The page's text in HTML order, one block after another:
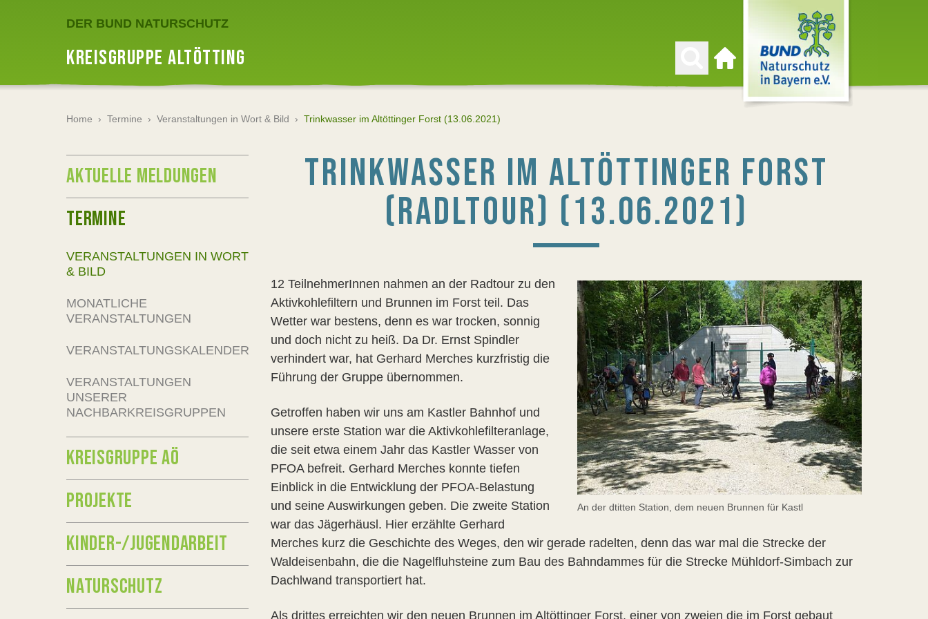
DER BUND NATURSCHUTZ
KREISGRUPPE ALTÖTTING
Zur Startseite
Home › Termine › Veranstaltungen in Wort & Bild › Trinkwasser im Altöttinger Forst (13.06.2021)
TRINKWASSER IM ALTÖTTINGER FORST
(RADLTOUR) (13.06.2021)
An der dtitten Station, dem neuen Brunnen für Kastl
12 TeilnehmerInnen nahmen an der Radtour zu den
Aktivkohlefiltern und Brunnen im Forst teil. Das
Wetter war bestens, denn es war trocken, sonnig
und doch nicht zu heiß. Da Dr. Ernst Spindler
verhindert war, hat Gerhard Merches kurzfristig die
Führung der Gruppe übernommen.
Getroffen haben wir uns am Kastler Bahnhof und
unsere erste Station war die Aktivkohlefilteranlage,
die seit etwa einem Jahr das Kastler Wasser von
PFOA befreit. Gerhard Merches konnte tiefen
Einblick in die Entwicklung der PFOA-Belastung
und seine Auswirkungen geben. Die zweite Station
war das Jägerhäusl. Hier erzählte Gerhard
Merches kurz die Geschichte des Weges, den wir gerade radelten, denn das war mal die Strecke der
Waldeisenbahn, die die Nagelfluhsteine zum Bau des Bahndammes für die Strecke Mühldorf-Simbach zur
Dachlwand transportiert hat.
Als drittes erreichten wir den neuen Brunnen im Altöttinger Forst, einer von zweien die im Forst gebaut
AKTUELLE MELDUNGEN
TERMINE
VERANSTALTUNGEN IN WORT
& BILD
MONATLICHE
VERANSTALTUNGEN
VERANSTALTUNGSKALENDER
VERANSTALTUNGEN
UNSERER
NACHBARKREISGRUPPEN
KREISGRUPPE AÖ
PROJEKTE
KINDER-/JUGENDARBEIT
NATURSCHUTZ